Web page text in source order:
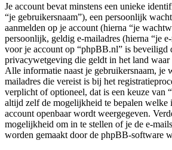
Je account bevat minstens een unieke
“je gebruikersnaam”), een persoonlijk
aanmelden op je account (hierna “je
persoonlijk, geldig e-mailadres (hierna “je
voor je account op “phpBB.nl” is beveiligd
privacywetgeving die geldt in het land
Alle informatie naast je gebruikersnaam, je
mailadres die vereist is bij het
verplicht of optioneel, dat is een keuze van
altijd zelf de mogelijkheid te bepalen welke
account openbaar wordt weergegeven.
mogelijkheid om in te stellen of je de e-
worden gemaakt door de phpBB-software